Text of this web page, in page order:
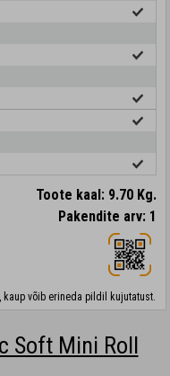
Toote kaal: 9.70 Kg.
Pakendite arv: 1
kaup võib erineda pildil kujutatust.
Soft Mini Roll